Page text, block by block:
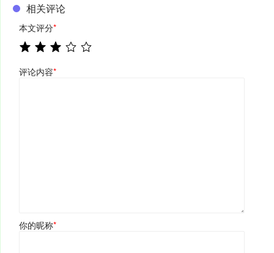
相关评论
本文评分*
评论内容*
你的昵称*